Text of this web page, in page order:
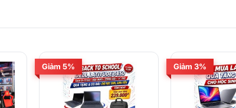
Giảm 5% Giảm 3%